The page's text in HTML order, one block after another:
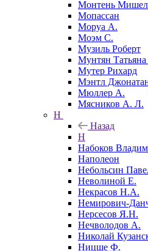
Монтень
Мопассан
Моруа А.
Моэм С.
Музиль Роберт
Мунтян
Мутер Рихард
Мэнтл
Мюллер А.
Мясников А. Л.
Н
Назад
Н
Набоков
Наполеон
Небольсин
Неволиной Е.
Некрасов Н.А.
Немирович-
Нерсесов Я.Н.
Нечволодов А.
Николай
Ницше Ф.